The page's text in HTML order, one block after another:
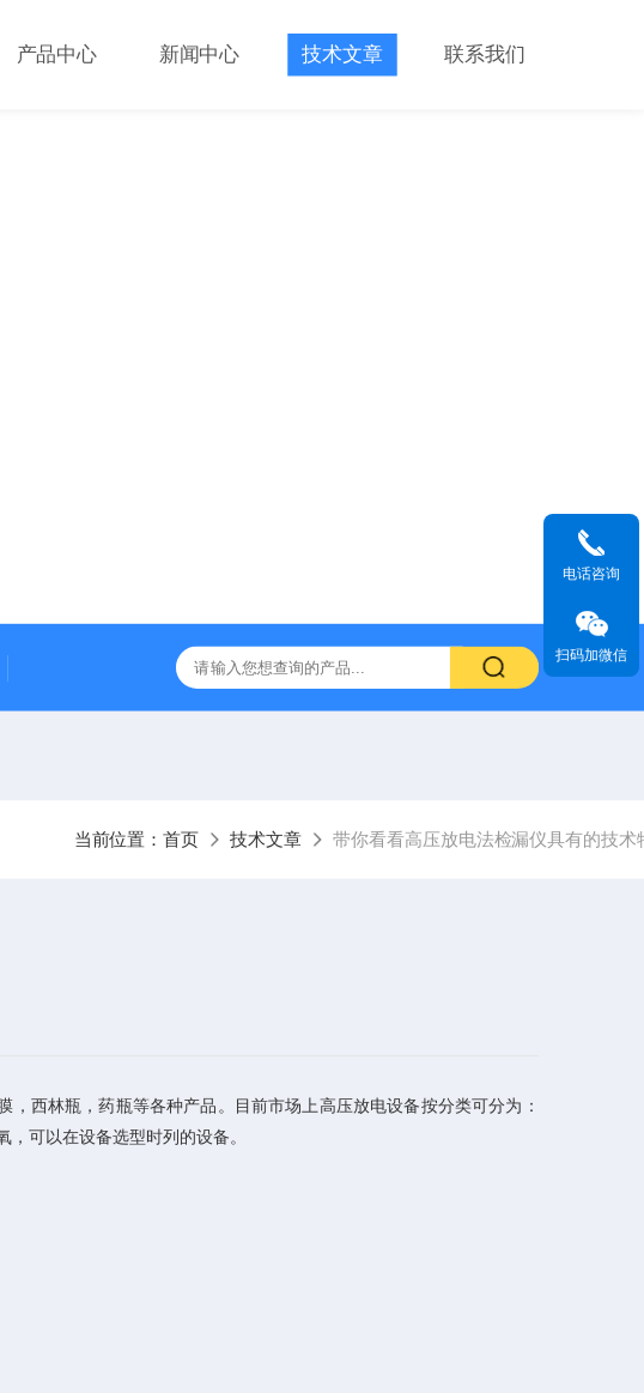
产品中心 新闻中心 技术文章 联系我们
当前位置：首页 技术文章 带你看看高压放电法检漏仪具有的技术
西林瓶，药瓶等各种产品。目前市场上高压放电设备按分类可分为：
可以在设备选型时列的设备。
电话咨询
扫码加微信